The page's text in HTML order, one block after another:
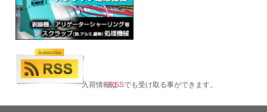
入荷情報はRSSでも受け取る事ができます。